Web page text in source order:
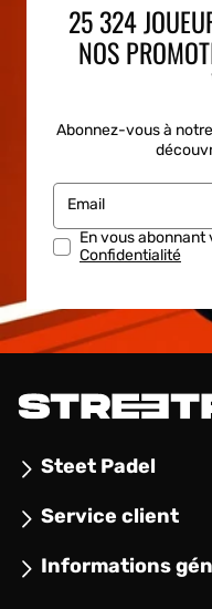
25 324
NOS
Abonnez-vous à
Email
En vous abonnant
Confidentialité
Steet Padel
Service client
Informations